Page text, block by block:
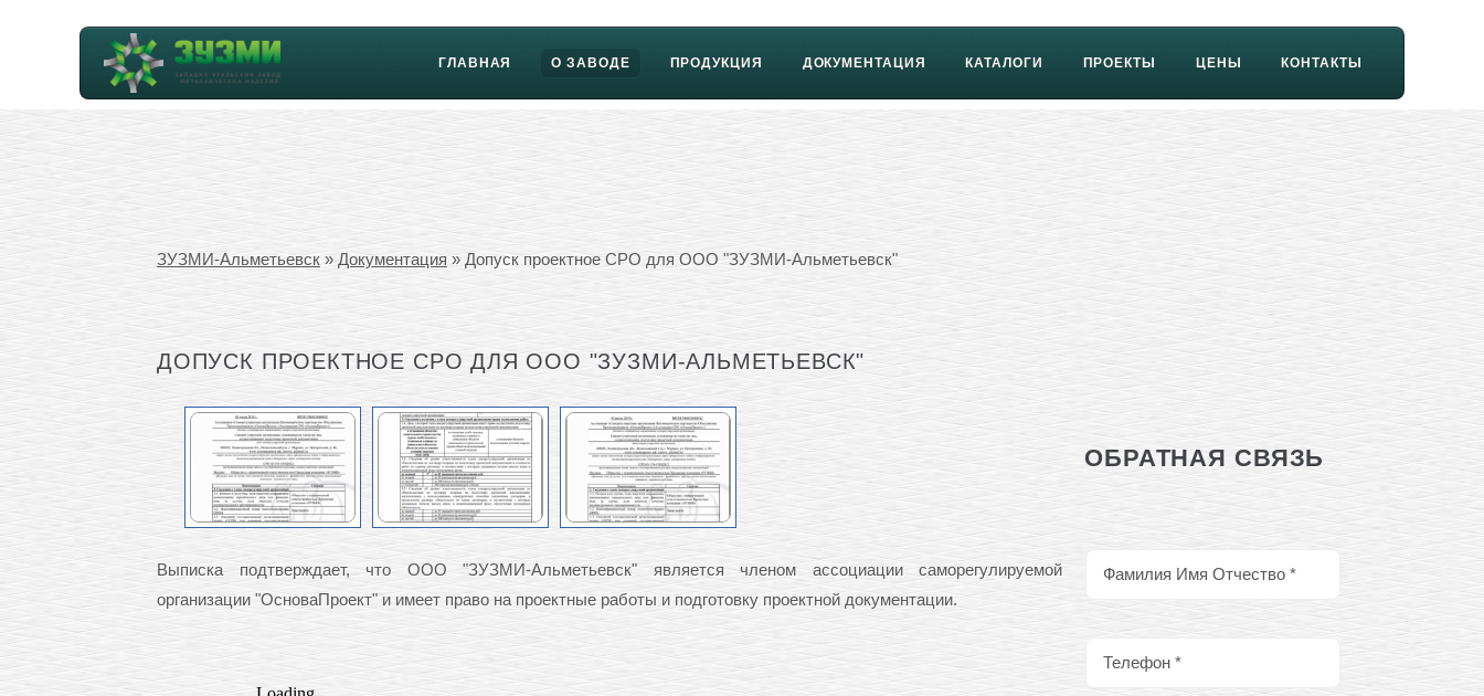
ГЛАВНАЯ О ЗАВОДЕ ПРОДУКЦИЯ ДОКУМЕНТАЦИЯ КАТАЛОГИ ПРОЕКТЫ ЦЕНЫ КОНТАКТЫ
ЗУЗМИ-Альметьевск » Документация » Допуск проектное СРО для ООО "ЗУЗМИ-Альметьевск"
ДОПУСК ПРОЕКТНОЕ СРО ДЛЯ ООО "ЗУЗМИ-АЛЬМЕТЬЕВСК"
Выписка подтверждает, что ООО "ЗУЗМИ-Альметьевск" является членом ассоциации саморегулируемой
организации "ОсноваПроект" и имеет право на проектные работы и подготовку проектной документации.
ОБРАТНАЯ СВЯЗЬ